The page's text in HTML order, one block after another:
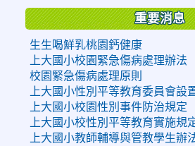
重要消息
生生喝鮮乳桃園鈣健康
上大國小校園緊急傷病處理辦法
校園緊急傷病處理原則
上大國小性別平等教育委員會設
上大國小校園性別事件防治規定
上大國小校性別平等教育實施規
上大國小教師輔導與管教學生辦